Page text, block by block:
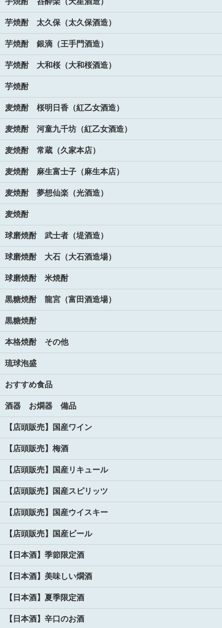
芋焼酎 太久保（太久保酒造）
芋焼酎 銀滴（王手門酒造）
芋焼酎 大和桜（大和桜酒造）
芋焼酎
麦焼酎 桜明日香（紅乙女酒造）
麦焼酎 河童九千坊（紅乙女酒造）
麦焼酎 常蔵（久家本店）
麦焼酎 麻生富士子（麻生本店）
麦焼酎 夢想仙楽（光酒造）
麦焼酎
球磨焼酎 武士者（堤酒造）
球磨焼酎 大石（大石酒造場）
球磨焼酎 米焼酎
黒糖焼酎 龍宮（富田酒造場）
黒糖焼酎
本格焼酎 その他
琉球泡盛
おすすめ食品
酒器 お燗器 備品
【店頭販売】国産ワイン
【店頭販売】梅酒
【店頭販売】国産リキュール
【店頭販売】国産スピリッツ
【店頭販売】国産ウイスキー
【店頭販売】国産ビール
【日本酒】季節限定酒
【日本酒】美味しい燗酒
【日本酒】夏季限定酒
【日本酒】辛口のお酒